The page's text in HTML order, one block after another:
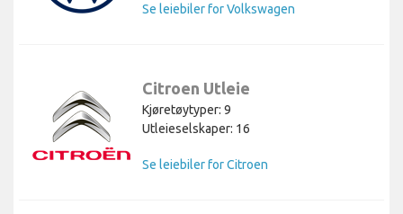
Se leiebiler for Volkswagen
Citroen Utleie
Kjøretøytyper: 9
Utleieselskaper: 16
Se leiebiler for Citroen